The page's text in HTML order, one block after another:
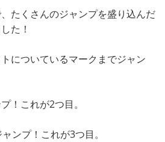
たくさんのジャンプを盛り込んだ
た！
についているマークまでジャン
！これが2つ目。
ンプ！これが3つ目。